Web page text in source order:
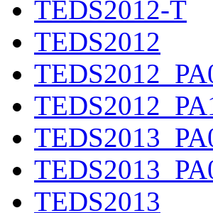
TEDS2012-T
TEDS2012
TEDS2013